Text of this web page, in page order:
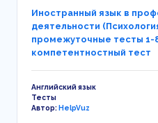
Иностранный язык в
деятельности
промежуточные тесты 1-
компетентностный тест
Английский язык
Тесты
Автор:HelpVuz